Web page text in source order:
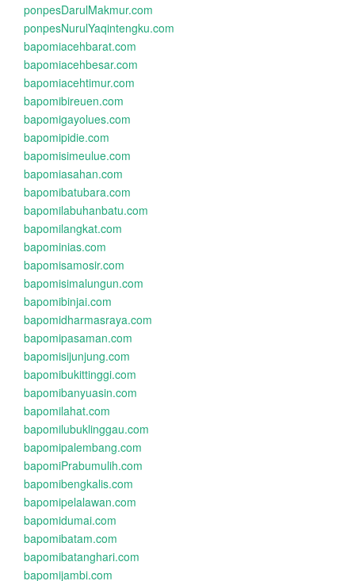
ponpesDarulMakmur.com
ponpesNurulYaqintengku.com
bapomiacehbarat.com
bapomiacehbesar.com
bapomiacehtimur.com
bapomibireuen.com
bapomigayolues.com
bapomipidie.com
bapomisimeulue.com
bapomiasahan.com
bapomibatubara.com
bapomilabuhanbatu.com
bapomilangkat.com
bapominias.com
bapomisamosir.com
bapomisimalungun.com
bapomibinjai.com
bapomidharmasraya.com
bapomipasaman.com
bapomisijunjung.com
bapomibukittinggi.com
bapomibanyuasin.com
bapomilahat.com
bapomilubuklinggau.com
bapomipalembang.com
bapomiPrabumulih.com
bapomibengkalis.com
bapomipelalawan.com
bapomidumai.com
bapomibatam.com
bapomibatanghari.com
bapomijambi.com